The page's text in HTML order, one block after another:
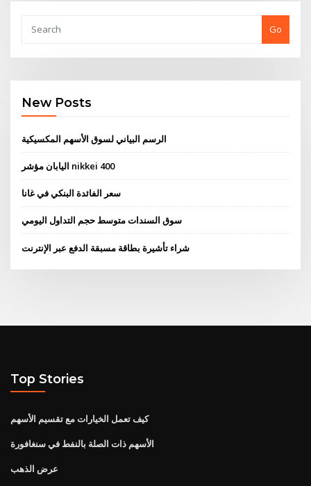
Go
New Posts
الرسم البياني لسوق الأسهم المكسيكية
اليابان مؤشر nikkei 400
سعر الفائدة البنكي في غانا
سوق السندات متوسط ​​حجم التداول اليومي
شراء تأشيرة بطاقة مسبقة الدفع عبر الإنترنت
Top Stories
كيف تعمل الخيارات مع تقسيم الأسهم
الأسهم ذات الصلة بالنفط في سنغافورة
عرض الذهب